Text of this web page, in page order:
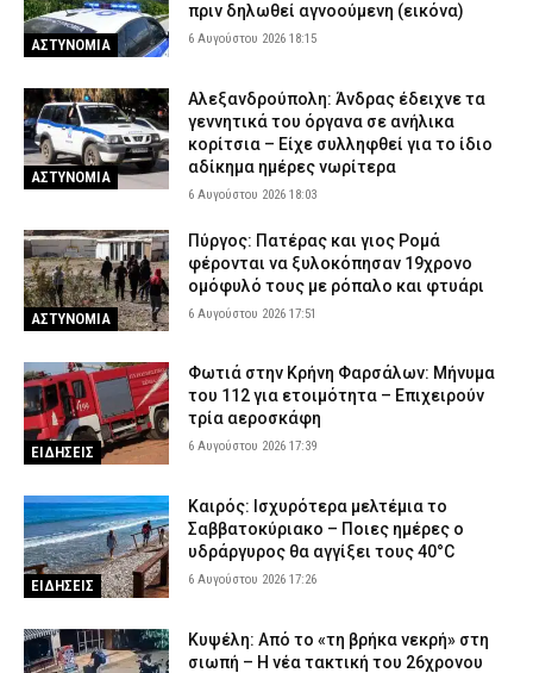
ΑΣΤΥΝΟΜΙΑ
πριν δηλωθεί αγνοούμενη (εικόνα)
6 Αυγούστου 2026 18:15
ΑΣΤΥΝΟΜΙΑ
Αλεξανδρούπολη: Άνδρας έδειχνε τα
γεννητικά του όργανα σε ανήλικα
κορίτσια – Είχε συλληφθεί για το ίδιο
αδίκημα ημέρες νωρίτερα
6 Αυγούστου 2026 18:03
ΑΣΤΥΝΟΜΙΑ
Πύργος: Πατέρας και γιος Ρομά
φέρονται να ξυλοκόπησαν 19χρονο
ομόφυλό τους με ρόπαλο και φτυάρι
6 Αυγούστου 2026 17:51
ΕΙΔΗΣΕΙΣ
Φωτιά στην Κρήνη Φαρσάλων: Μήνυμα
του 112 για ετοιμότητα – Επιχειρούν
τρία αεροσκάφη
6 Αυγούστου 2026 17:39
ΕΙΔΗΣΕΙΣ
Καιρός: Ισχυρότερα μελτέμια το
Σαββατοκύριακο – Ποιες ημέρες ο
υδράργυρος θα αγγίξει τους 40°C
6 Αυγούστου 2026 17:26
Κυψέλη: Από το «τη βρήκα νεκρή» στη
σιωπή – Η νέα τακτική του 26χρονου